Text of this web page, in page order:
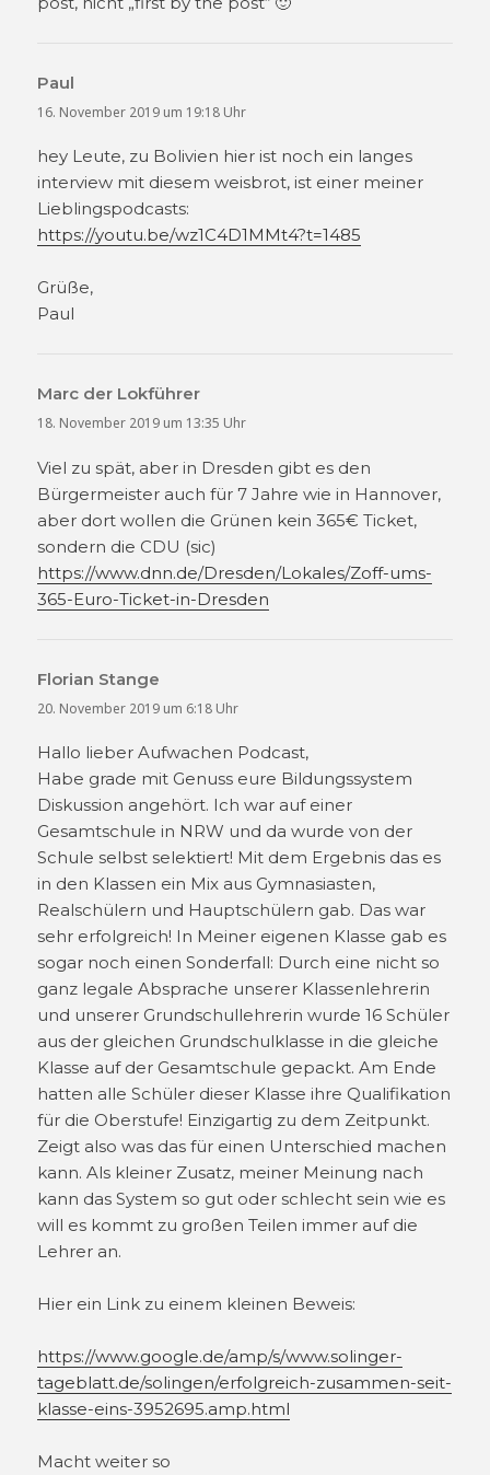
Paul
16. November 2019 um 19:18 Uhr
hey Leute, zu Bolivien hier ist noch ein langes
interview mit diesem weisbrot, ist einer meiner
Lieblingspodcasts:
https://youtu.be/wz1C4D1MMt4?t=1485
Grüße,
Paul
Marc der Lokführer
18. November 2019 um 13:35 Uhr
Viel zu spät, aber in Dresden gibt es den
Bürgermeister auch für 7 Jahre wie in Hannover,
aber dort wollen die Grünen kein 365€ Ticket,
sondern die CDU (sic)
https://www.dnn.de/Dresden/Lokales/Zoff-ums-
365-Euro-Ticket-in-Dresden
Florian Stange
20. November 2019 um 6:18 Uhr
Hallo lieber Aufwachen Podcast,
Habe grade mit Genuss eure Bildungssystem
Diskussion angehört. Ich war auf einer
Gesamtschule in NRW und da wurde von der
Schule selbst selektiert! Mit dem Ergebnis das es
in den Klassen ein Mix aus Gymnasiasten,
Realschülern und Hauptschülern gab. Das war
sehr erfolgreich! In Meiner eigenen Klasse gab es
sogar noch einen Sonderfall: Durch eine nicht so
ganz legale Absprache unserer Klassenlehrerin
und unserer Grundschullehrerin wurde 16 Schüler
aus der gleichen Grundschulklasse in die gleiche
Klasse auf der Gesamtschule gepackt. Am Ende
hatten alle Schüler dieser Klasse ihre Qualifikation
für die Oberstufe! Einzigartig zu dem Zeitpunkt.
Zeigt also was das für einen Unterschied machen
kann. Als kleiner Zusatz, meiner Meinung nach
kann das System so gut oder schlecht sein wie es
will es kommt zu großen Teilen immer auf die
Lehrer an.
Hier ein Link zu einem kleinen Beweis:
https://www.google.de/amp/s/www.solinger-
tageblatt.de/solingen/erfolgreich-zusammen-seit-
klasse-eins-3952695.amp.html
Macht weiter so